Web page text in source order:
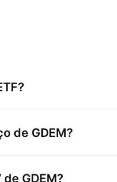
de GDEM?
de GDEM?